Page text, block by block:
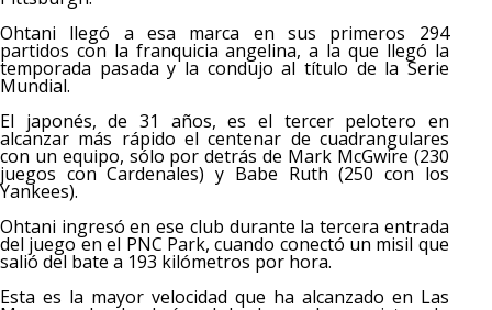
Ohtani llegó a esa marca en sus primeros 294
partidos con la franquicia angelina, a la que llegó la
temporada pasada y la condujo al título de la Serie
Mundial.
El japonés, de 31 años, es el tercer pelotero en
alcanzar más rápido el centenar de cuadrangulares
con un equipo, sólo por detrás de Mark McGwire (230
juegos con Cardenales) y Babe Ruth (250 con los
Yankees).
Ohtani ingresó en ese club durante la tercera entrada
del juego en el PNC Park, cuando conectó un misil que
salió del bate a 193 kilómetros por hora.
Esta es la mayor velocidad que ha alcanzado en Las